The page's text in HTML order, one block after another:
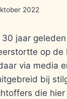
2022
jaar
op de
via media
bij
die hier